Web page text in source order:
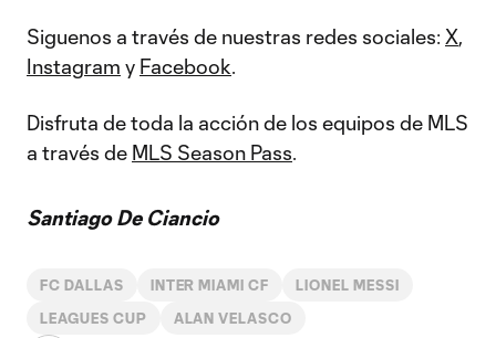
Siguenos a través de nuestras redes sociales: X,
Instagram y Facebook.
Disfruta de toda la acción de los equipos de MLS
a través de MLS Season Pass.
Santiago De Ciancio
FC DALLAS INTER MIAMI CF LIONEL MESSI
LEAGUES CUP ALAN VELASCO